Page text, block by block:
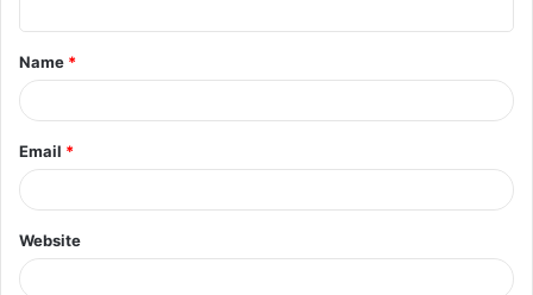
t
*
Name *
Email *
Website